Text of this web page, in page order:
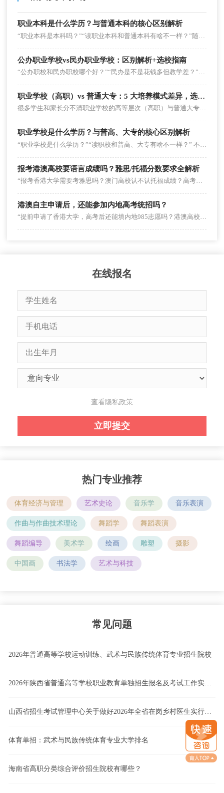
职业本科是什么学历？与普通本科的核心区别解析
公办职业学校vs民办职业学校：区别解析+选校指南
“公办职校和民办职校哪个好？”“民办是不是花钱多但教学差？”这是家长和学生选职业学校时的高频疑问。其实二者没有绝对的“优劣之分”，但在办学主体、学费、专业特色等方面差异显着，适配不同需求的学生。
职业学校（高职）vs 普通大专：5 大培养模式差异，选对方向少走弯路
很多学生和家长分不清职业学校的高等层次（高职）与普通大专，甚至觉得 “都是专科，没区别”。但二者的培养模式从目标到考核完全不同 —— 高职盯着 “岗位需求” 教技能，普通大专围着 “通识应用” 打基础。
职业学校是什么学历？与普高、大专的核心区别解析
报考港澳高校要语言成绩吗？雅思/托福分数要求全解析
“报考香港大学需要考雅思吗？澳门高校认不认托福成绩？高考英语130分能替代语言成绩吗？”在港澳升学咨询中，语言成绩要求是考生和家长的高频疑问。不少人因不明确规则盲目备考雅思，或因忽视语言要求错失申请机会。事实上，港澳高校对语言成绩的要求因“报考方式”“院校层次”“专业类型”差异显着，并非所有情况都需提交雅思/托福。
港澳自主申请后，还能参加内地高考统招吗？
“提前申请了香港大学，高考后还能填内地985志愿吗？港澳高校发了录取通知，会不会影响内地统招提档？”这是港澳升学规划中，考生和家长最纠结的核心问题之一。不少人因担心“两者冲突”，在自主申请和内地统招间反复犹豫，甚至错失双线机会。事实上，港澳自主申请与内地高考统招并非“二选一”，但需掌握关键规则避免冲突。以下详解可行性、操作要点、风险规避及优化策略。
在线报名
查看隐私政策
热门专业推荐
体育经济与管理 艺术史论 音乐学 音乐表演
作曲与作曲技术理论 舞蹈学 舞蹈表演
舞蹈编导 美术学 绘画 雕塑 摄影
中国画 书法学 艺术与科技
常见问题
2026年普通高等学校运动训练、武术与民族传统体育专业招生院校
2026年陕西省普通高等学校职业教育单独招生报名及考试工作实施办法
山西省招生考试管理中心关于做好2026年全省在岗乡村医生实行高职院校单独招生工作的通知
体育单招：武术与民族传统体育专业大学排名
海南省高职分类综合评价招生院校有哪些？